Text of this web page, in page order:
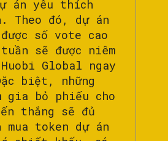
án yêu thích
Theo đó, dự án
số vote cao
sẽ được niêm
Global ngay
biệt, những
gia bỏ phiếu cho
thắng sẽ đủ
token dự án